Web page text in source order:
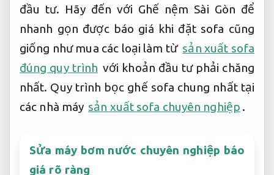
đầu tư. Hãy đến với Ghế nệm Sài Gòn để
nhanh gọn được báo giá khi đặt sofa cũng
giống như mua các loại làm từ sản xuất sofa
đúng quy trình với khoản đầu tư phải chăng
nhất. Quy trình bọc ghế sofa chung nhất tại
các nhà máy sản xuất sofa chuyên nghiệp .
Sửa máy bơm nước chuyên nghiệp báo
giá rõ ràng